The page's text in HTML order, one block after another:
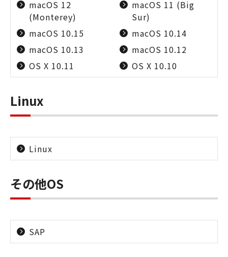
macOS 12
(Monterey)
macOS 11 (Big
Sur)
macOS 10.15
macOS 10.14
macOS 10.13
macOS 10.12
OS X 10.11
OS X 10.10
Linux
Linux
その他OS
SAP